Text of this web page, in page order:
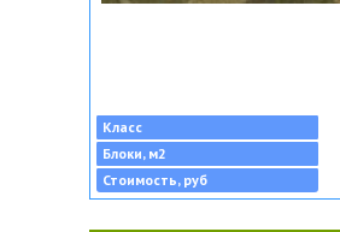
Класс
Блоки, м2
Стоимость, руб